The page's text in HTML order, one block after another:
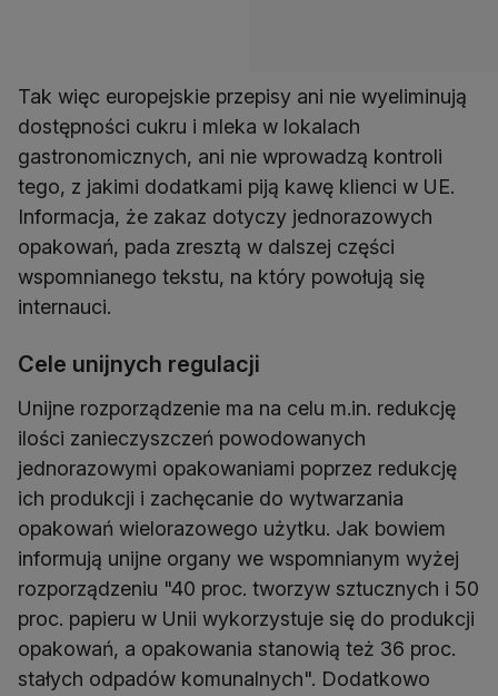
Tak więc europejskie przepisy ani nie wyeliminują
dostępności cukru i mleka w lokalach
gastronomicznych, ani nie wprowadzą kontroli
tego, z jakimi dodatkami piją kawę klienci w UE.
Informacja, że zakaz dotyczy jednorazowych
opakowań, pada zresztą w dalszej części
wspomnianego tekstu, na który powołują się
internauci.
Cele unijnych regulacji
Unijne rozporządzenie ma na celu m.in. redukcję
ilości zanieczyszczeń powodowanych
jednorazowymi opakowaniami poprzez redukcję
ich produkcji i zachęcanie do wytwarzania
opakowań wielorazowego użytku. Jak bowiem
informują unijne organy we wspomnianym wyżej
rozporządzeniu "40 proc. tworzyw sztucznych i 50
proc. papieru w Unii wykorzystuje się do produkcji
opakowań, a opakowania stanowią też 36 proc.
stałych odpadów komunalnych". Dodatkowo